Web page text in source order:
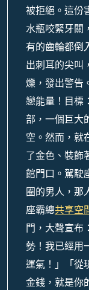
被拒絕。這份
水瓶咬緊牙關
有的齒輪都倒
出刺耳的尖叫
爍，發出警告
戀能量！目標
部，一個巨大
空。然而，就
了金色、裝飾
館門口。駕駛
圈的男人，
座霸總共享空
門，大聲宣布
勢！我已經用
運氣！」「從
金錢，就是你